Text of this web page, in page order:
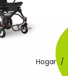
Hogar /